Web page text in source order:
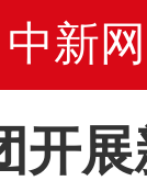
中新网
开